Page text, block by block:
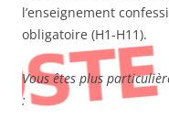
l’enseignement
obligatoire (H1-H11).
Vous êtes plus
: